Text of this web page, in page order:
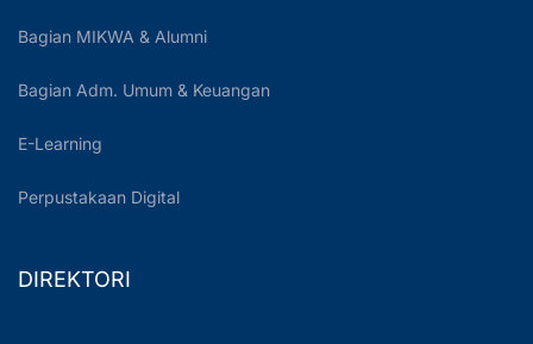
Bagian MIKWA & Alumni
Bagian Adm. Umum & Keuangan
E-Learning
Perpustakaan Digital
DIREKTORI